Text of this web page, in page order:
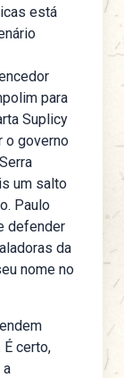
está
para
Suplicy
o governo
um salto
Paulo
defender
da
nome no
É certo,
a